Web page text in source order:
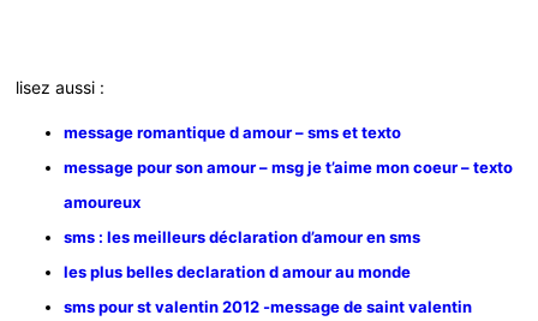
lisez aussi :
message romantique d amour – sms et texto
message pour son amour – msg je t’aime mon coeur – texto
amoureux
sms : les meilleurs déclaration d’amour en sms
les plus belles declaration d amour au monde
sms pour st valentin 2012 -message de saint valentin